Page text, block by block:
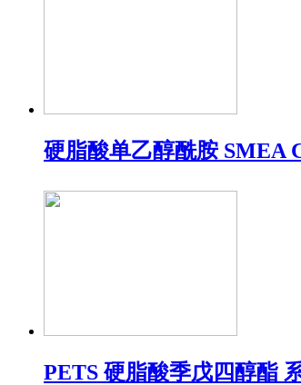
硬脂酸单乙醇酰胺 SMEA
PETS 硬脂酸季戊四醇酯